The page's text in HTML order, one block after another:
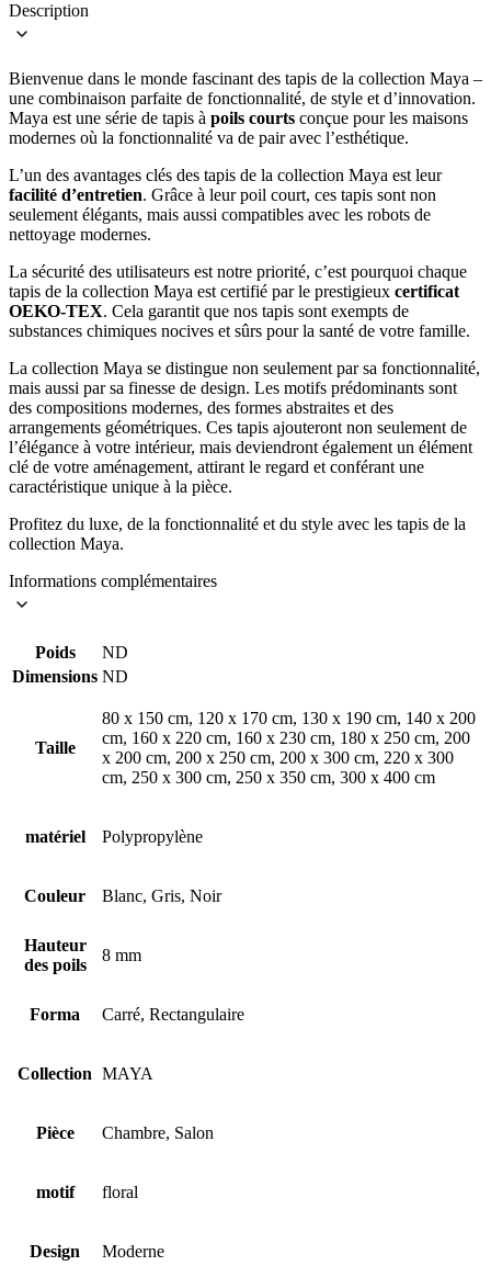
Description
Bienvenue dans le monde fascinant des tapis de la collection Maya –
une combinaison parfaite de fonctionnalité, de style et d’innovation.
Maya est une série de tapis à poils courts conçue pour les maisons
modernes où la fonctionnalité va de pair avec l’esthétique.
L’un des avantages clés des tapis de la collection Maya est leur
facilité d’entretien. Grâce à leur poil court, ces tapis sont non
seulement élégants, mais aussi compatibles avec les robots de
nettoyage modernes.
La sécurité des utilisateurs est notre priorité, c’est pourquoi chaque
tapis de la collection Maya est certifié par le prestigieux certificat
OEKO-TEX. Cela garantit que nos tapis sont exempts de
substances chimiques nocives et sûrs pour la santé de votre famille.
La collection Maya se distingue non seulement par sa fonctionnalité,
mais aussi par sa finesse de design. Les motifs prédominants sont
des compositions modernes, des formes abstraites et des
arrangements géométriques. Ces tapis ajouteront non seulement de
l’élégance à votre intérieur, mais deviendront également un élément
clé de votre aménagement, attirant le regard et conférant une
caractéristique unique à la pièce.
Profitez du luxe, de la fonctionnalité et du style avec les tapis de la
collection Maya.
Informations complémentaires
Poids
ND
Dimensions ND
Taille
80 x 150 cm, 120 x 170 cm, 130 x 190 cm, 140 x 200
cm, 160 x 220 cm, 160 x 230 cm, 180 x 250 cm, 200
x 200 cm, 200 x 250 cm, 200 x 300 cm, 220 x 300
cm, 250 x 300 cm, 250 x 350 cm, 300 x 400 cm
matériel Polypropylène
Couleur Blanc, Gris, Noir
Hauteur
des poils
8 mm
Forma Carré, Rectangulaire
Collection MAYA
Pièce Chambre, Salon
motif floral
Design Moderne